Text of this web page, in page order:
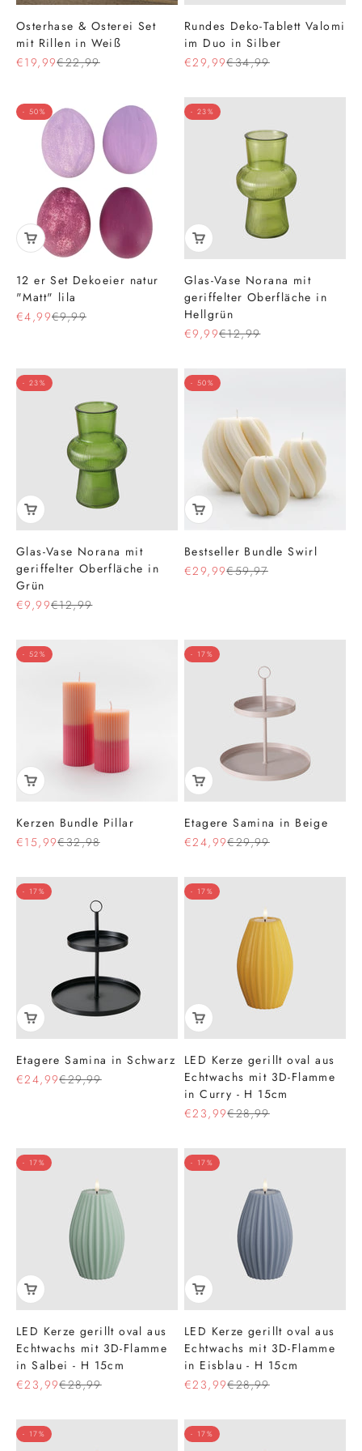
Osterhase & Osterei Set
mit Rillen in Weiß
Angebot
€19,99Regulärer Preis
€22,99
Rundes Deko-Tablett Valomi
im Duo in Silber
Angebot
€29,99Regulärer Preis
€34,99
- 50%
12 er Set Dekoeier natur
"Matt" lila
Angebot
€4,99Regulärer Preis
€9,99
- 23%
Glas-Vase Norana mit
geriffelter Oberfläche in
Hellgrün
Angebot
€9,99Regulärer Preis
€12,99
- 23%
Glas-Vase Norana mit
geriffelter Oberfläche in
Grün
Angebot
€9,99Regulärer Preis
€12,99
- 50%
Bestseller Bundle Swirl
Angebot
€29,99Regulärer Preis
€59,97
- 52%
Kerzen Bundle Pillar
Angebot
€15,99Regulärer Preis
€32,98
- 17%
Etagere Samina in Beige
Angebot
€24,99Regulärer Preis
€29,99
- 17%
Etagere Samina in Schwarz
Angebot
€24,99Regulärer Preis
€29,99
- 17%
LED Kerze gerillt oval aus
Echtwachs mit 3D-Flamme
in Curry - H 15cm
Angebot
€23,99Regulärer Preis
€28,99
- 17%
LED Kerze gerillt oval aus
Echtwachs mit 3D-Flamme
in Salbei - H 15cm
Angebot
€23,99Regulärer Preis
€28,99
- 17%
LED Kerze gerillt oval aus
Echtwachs mit 3D-Flamme
in Eisblau - H 15cm
Angebot
€23,99Regulärer Preis
€28,99
- 17% - 17%